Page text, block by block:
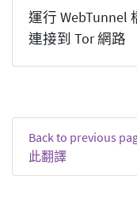
運行 WebTunnel
連接到 Tor 網路
Back to previous
此翻譯